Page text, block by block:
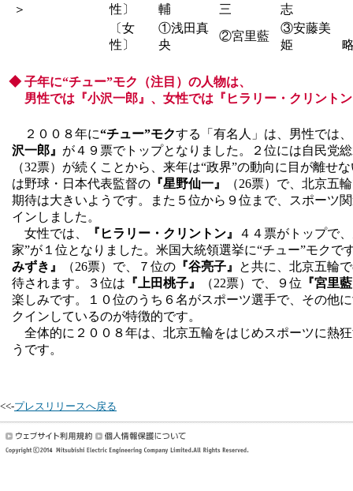
＞
性〕
輔
三
志
〔女
性〕
①浅田真
央
②宮里藍
③安藤美
姫
◆ 子年に“チュー”モク（注目）の人物は、
男性では『小沢一郎』、女性では『ヒラリー・クリント
２００８年に“チュー”モクする「有名人」は、男性では
沢一郎』 が４９票でトップとなりました。２位には自民党
（32票）が続くことから、来年は“政界”の動向に目が離せ
は野球・日本代表監督の 『星野仙一』
（26票）で、北京五
期待は大きいようです。また５位から９位まで、スポーツ
インしました。
女性では、
『ヒラリー・クリントン』
４４票がトップで
家”が１位となりました。米国大統領選挙に“チュー”モクで
みずき』
（26票）で、７位の 『谷亮子』
と共に、北京五輪
待されます。３位は 『上田桃子』 （22票）で、９位 『宮里
楽しみです。１０位のうち６名がスポーツ選手で、その他
クインしているのが特徴的です。
全体的に２００８年は、北京五輪をはじめスポーツに熱
うです。
<<-プレスリリースへ戻る